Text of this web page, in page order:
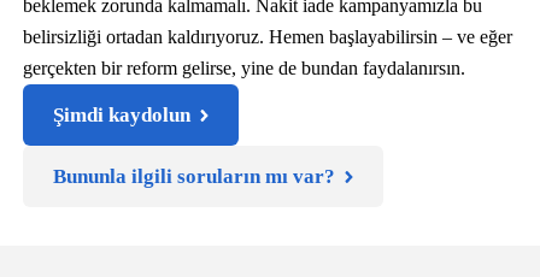
beklemek zorunda kalmamalı. Nakit iade kampanyamızla bu
belirsizliği ortadan kaldırıyoruz. Hemen başlayabilirsin – ve eğer
gerçekten bir reform gelirse, yine de bundan faydalanırsın.
Şimdi kaydolun
Bununla ilgili soruların mı var?